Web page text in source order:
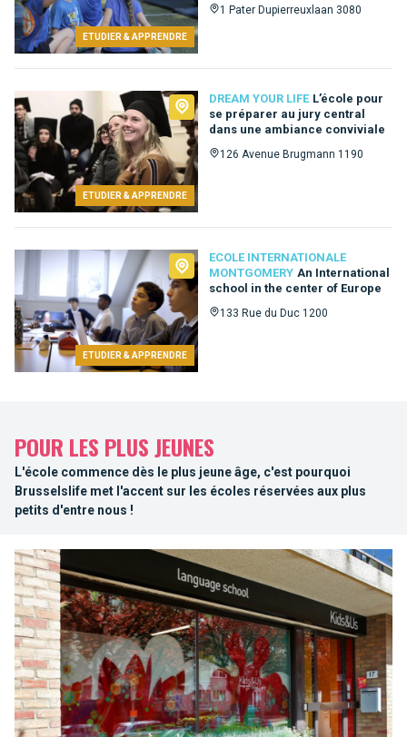
ETUDIER & APPRENDRE
1 Pater Dupierreuxlaan 3080
ETUDIER & APPRENDRE
DREAM YOUR LIFE L’école pour
se préparer au jury central
dans une ambiance conviviale
126 Avenue Brugmann 1190
ETUDIER & APPRENDRE
ECOLE INTERNATIONALE
MONTGOMERY An International
school in the center of Europe
133 Rue du Duc 1200
POUR LES PLUS JEUNES
L'école commence dès le plus jeune âge, c'est pourquoi
Brusselslife met l'accent sur les écoles réservées aux plus
petits d'entre nous !